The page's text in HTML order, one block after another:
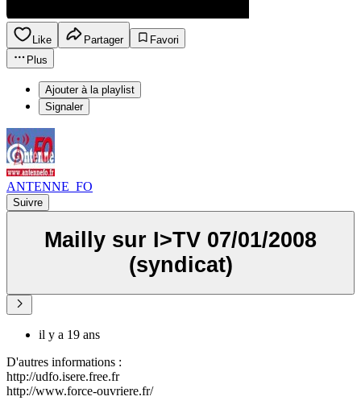
Like Partager
Favori
Plus
Ajouter à la playlist
Signaler
ANTENNE_FO
Suivre
Mailly sur I>TV 07/01/2008
(syndicat)
il y a 19 ans
D'autres informations :
http://udfo.isere.free.fr
http://www.force-ouvriere.fr/